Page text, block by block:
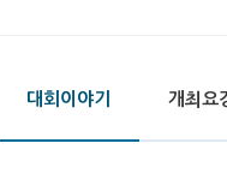
대회이야기 개최요